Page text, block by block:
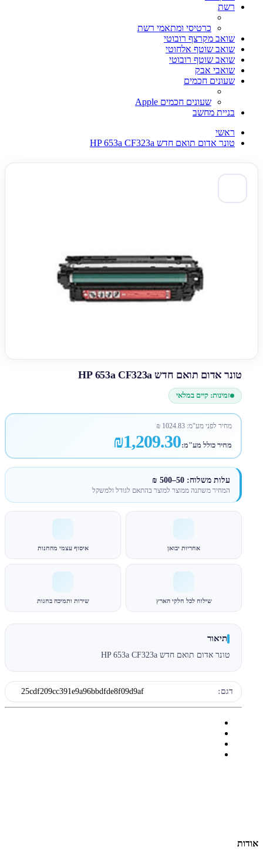
רשת
כרטיסי ומתאמי רשת
שואב מקרצף רובוטי
שואב שוטף אלחוטי
שואב שוטף רובוטי
שואבי אבק
שעונים חכמים
שעונים חכמים Apple
בניית מחשב
ראשי
טונר אדום תואם חדש HP 653a CF323a
טונר אדום תואם חדש HP 653a CF323a
זמינות: קיים במלאי
מחיר לפני מע"מ:1024.83
₪
מחיר כולל מע"מ:₪1,209.30
עלות משלוח: 50–500 ₪
המחיר משתנה ממוצר למוצר בהתאם לגודל ולמשקל
אחריות יבואן איסוף עצמי מהחנות
שילוח לכל חלקי הארץ שירות ותמיכה בחנות
תיאור
טונר אדום תואם חדש HP 653a CF323a
דגם: 25cdf209cc391e9a96bbdfde8f09d9af
אודות